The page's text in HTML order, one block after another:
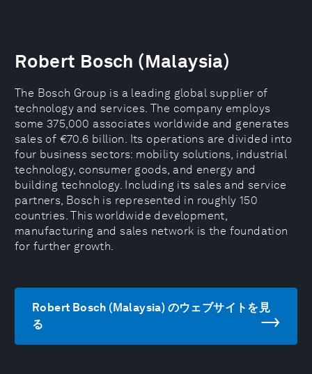
Robert Bosch (Malaysia)
The Bosch Group is a leading global supplier of
technology and services. The company employs
some 375,000 associates worldwide and generates
sales of €70.6 billion. Its operations are divided into
four business sectors: mobility solutions, industrial
technology, consumer goods, and energy and
building technology. Including its sales and service
partners, Bosch is represented in roughly 150
countries. This worldwide development,
manufacturing and sales network is the foundation
for further growth.
Robert Bosch (Malaysia) のウェブサイトを見
る